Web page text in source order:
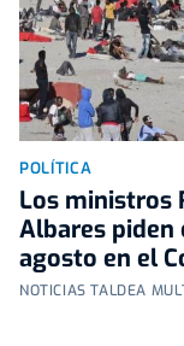
POLÍTICA
Los ministros
Albares piden
agosto en el
NOTICIAS TALDEA